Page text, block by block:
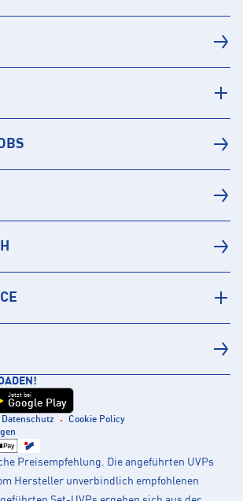
Jetzt bei
Google Play
Datenschutz
Cookie Policy
Preisempfehlung. Die angeführten UVPs
Hersteller unverbindlich empfohlenen